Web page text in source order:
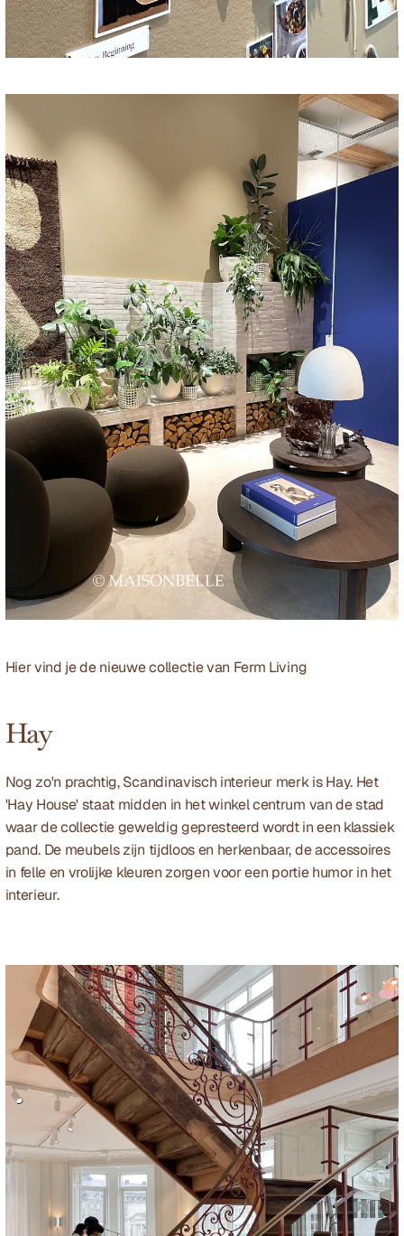
Hier vind je de nieuwe collectie van Ferm Living
Hay
Nog zo'n prachtig, Scandinavisch interieur merk is Hay. Het
'Hay House' staat midden in het winkel centrum van de stad
waar de collectie geweldig gepresteerd wordt in een klassiek
pand. De meubels zijn tijdloos en herkenbaar, de accessoires
in felle en vrolijke kleuren zorgen voor een portie humor in het
interieur.